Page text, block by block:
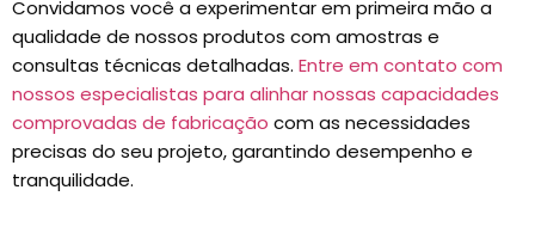
Convidamos você a experimentar em primeira mão a
qualidade de nossos produtos com amostras e
consultas técnicas detalhadas. Entre em contato com
nossos especialistas para alinhar nossas capacidades
comprovadas de fabricação com as necessidades
precisas do seu projeto, garantindo desempenho e
tranquilidade.